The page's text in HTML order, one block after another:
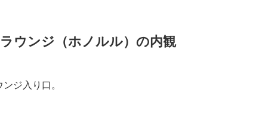
ウンジ（ホノルル）の内観
ジ入り口。